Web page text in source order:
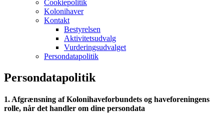
Cookiepolitik
Kolonihaver
Kontakt
Bestyrelsen
Aktivitetsudvalg
Vurderingsudvalget
Persondatapolitik
Persondatapolitik
1. Afgrænsning af Kolonihaveforbundets og haveforeningens
rolle, når det handler om dine persondata